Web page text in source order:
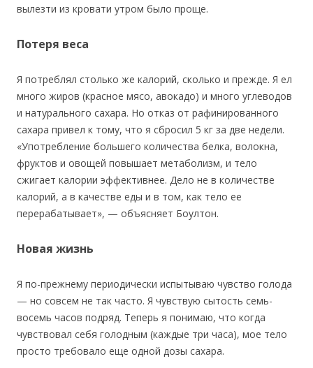
вылезти из кровати утром было проще.
Потеря веса
Я потреблял столько же калорий, сколько и прежде. Я ел
много жиров (красное мясо, авокадо) и много углеводов
и натурального сахара. Но отказ от рафинированного
сахара привел к тому, что я сбросил 5 кг за две недели.
«Употребление большего количества белка, волокна,
фруктов и овощей повышает метаболизм, и тело
сжигает калории эффективнее. Дело не в количестве
калорий, а в качестве еды и в том, как тело ее
перерабатывает», — объясняет Боултон.
Новая жизнь
Я по-прежнему периодически испытываю чувство голода
— но совсем не так часто. Я чувствую сытость семь-
восемь часов подряд. Теперь я понимаю, что когда
чувствовал себя голодным (каждые три часа), мое тело
просто требовало еще одной дозы сахара.